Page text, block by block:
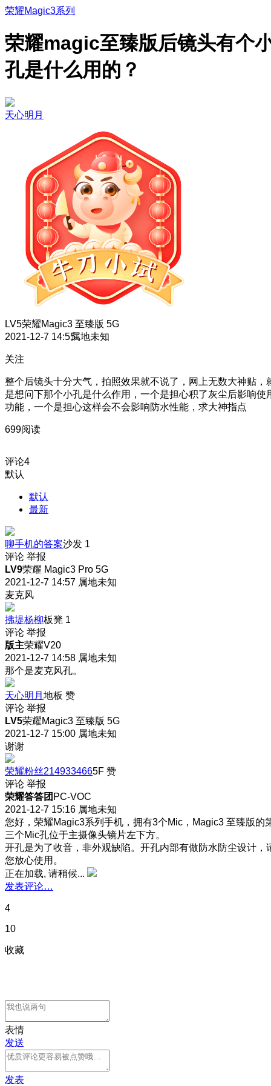
荣耀Magic3系列
荣耀magic至臻版后镜头有个
孔是什么用的？
天心明月
LV5荣耀Magic3 至臻版 5G
2021-12-7 14:55属地未知
关注
整个后镜头十分大气，拍照效果就不说了，网上无数大神贴，
是想问下那个小孔是什么作用，一个是担心积了灰尘后影响使
功能，一个是担心这样会不会影响防水性能，求大神指点
699阅读
评论4
默认
默认
最新
聊手机的答案沙发 1
评论 举报
LV9荣耀 Magic3 Pro 5G
2021-12-7 14:57 属地未知
麦克风
拂堤杨柳板凳 1
评论 举报
版主荣耀V20
2021-12-7 14:58 属地未知
那个是麦克风孔。
天心明月 地板 赞
评论 举报
LV5荣耀Magic3 至臻版 5G
2021-12-7 15:00 属地未知
谢谢
荣耀粉丝2149334665F 赞
评论 举报
荣耀答答团 PC-VOC
2021-12-7 15:16 属地未知
您好，荣耀Magic3系列手机，拥有3个Mic，Magic3 至臻版的
三个Mic孔位于主摄像头镜片左下方。
开孔是为了收音，非外观缺陷。开孔内部有做防水防尘设计，
您放心使用。
正在加载, 请稍候...
发表评论…
4
10
收藏
表情
发送
发表